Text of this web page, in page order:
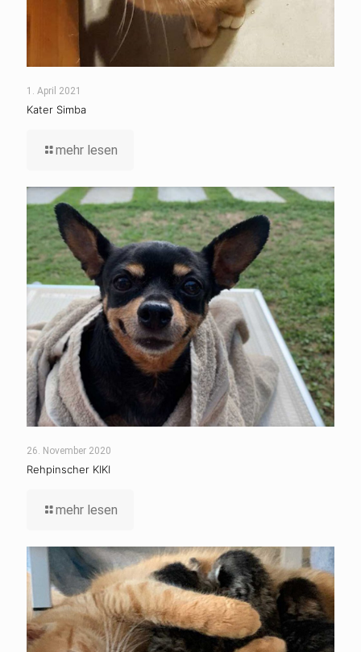
1. April 2021
Kater Simba
mehr lesen
26. November 2020
Rehpinscher KIKI
mehr lesen